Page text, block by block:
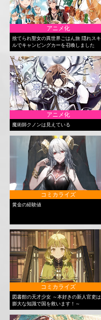
アニメ化
捨てられ聖女の異世界ごはん旅 隠れスキ
ルでキャンピングカーを召喚しました
アニメ化
魔術師クノンは見えている
コミカライズ
黄金の経験値
コミカライズ
図書館の天才少女 ～本好きの新人官吏は
膨大な知識で国を救います！～